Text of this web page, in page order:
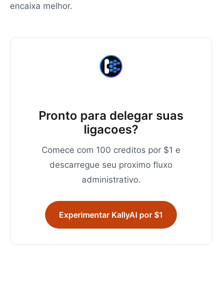
encaixa melhor.
Pronto para delegar suas
ligacoes?
Comece com 100 creditos por $1 e
descarregue seu proximo fluxo
administrativo.
Experimentar KallyAI por $1